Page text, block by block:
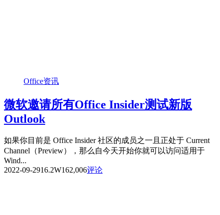
Office资讯
微软邀请所有Office Insider测试新版
Outlook
如果你目前是 Office Insider 社区的成员之一且正处于 Current
Channel（Preview），那么自今天开始你就可以访问适用于
Wind...
2022-09-2916.2W162,006评论